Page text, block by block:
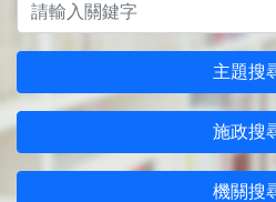
主題搜
施政搜
機關搜